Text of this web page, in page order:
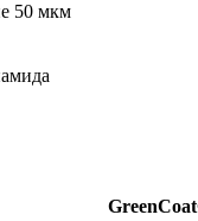
50 мкм